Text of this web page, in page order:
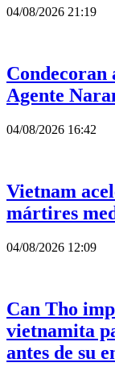
04/08/2026 21:19
Condecoran
Agente
04/08/2026 16:42
Vietnam
mártires
04/08/2026 12:09
Can Tho
vietnamita
antes de su